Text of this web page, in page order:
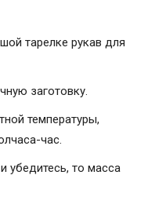
тарелке рукав для
заготовку.
температуры,
час.
убедитесь, то масса